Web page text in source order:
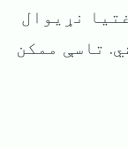
نړیوال
تاسې ممکن